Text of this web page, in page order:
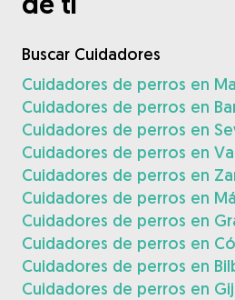
Buscar Cuidadores
Cuidadores de perros en
Cuidadores de perros en
Cuidadores de perros en
Cuidadores de perros en
Cuidadores de perros en
Cuidadores de perros en
Cuidadores de perros en
Cuidadores de perros en
Cuidadores de perros en
Cuidadores de perros en